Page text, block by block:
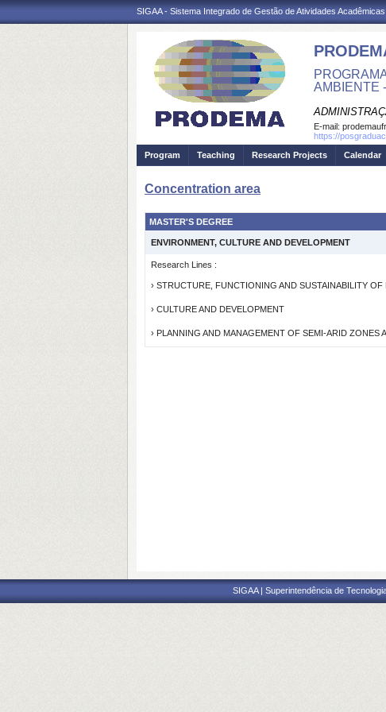
SIGAA - Sistema Integrado de Gestão de Atividades Acadêmicas
AMBIENTE
E-mail:
https://
Program
Teaching Research Projects Calendar
Concentration area
MASTER'S DEGREE
ENVIRONMENT, CULTURE AND DEVELOPMENT
Research Lines :
› STRUCTURE, FUNCTIONING AND SUSTAINABILITY OF
› CULTURE AND DEVELOPMENT
› PLANNING AND MANAGEMENT OF SEMI-ARID ZONES
SIGAA | Superintendência de